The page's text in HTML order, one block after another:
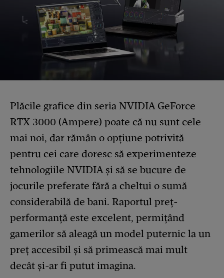
Plăcile grafice din seria NVIDIA GeForce
RTX 3000 (Ampere) poate că nu sunt cele
mai noi, dar rămân o opțiune potrivită
pentru cei care doresc să experimenteze
tehnologiile NVIDIA și să se bucure de
jocurile preferate fără a cheltui o sumă
considerabilă de bani. Raportul preț-
performanță este excelent, permițând
gamerilor să aleagă un model puternic la un
preț accesibil și să primească mai mult
decât și-ar fi putut imagina.